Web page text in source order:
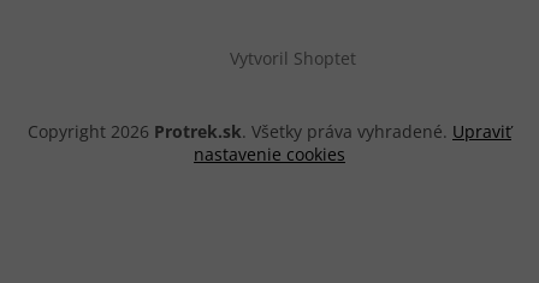
Vytvoril Shoptet
Copyright 2026 Protrek.sk. Všetky práva vyhradené. Upraviť
nastavenie cookies